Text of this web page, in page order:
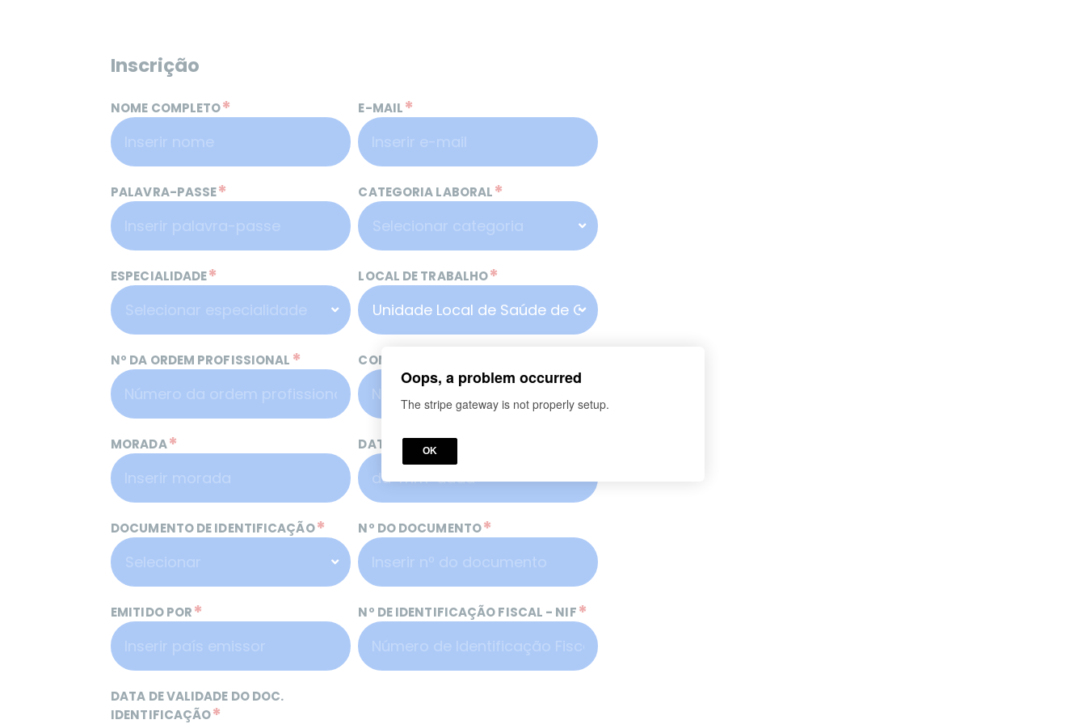
Inscrição
NOME COMPLETO* E-MAIL*
PALAVRA-PASSE* CATEGORIA LABORAL*
ESPECIALIDADE* LOCAL DE TRABALHO*
Nº DA ORDEM PROFISSIONAL * CONTACTO TELEFÓNICO
MORADA* DATA DE NASCIMENTO
DOCUMENTO DE IDENTIFICAÇÃO* Nº DO DOCUMENTO*
EMITIDO POR* Nº DE IDENTIFICAÇÃO FISCAL - NIF*
DATA DE VALIDADE DO DOC.
IDENTIFICAÇÃO*
Oops, a problem occurred
The stripe gateway is not properly setup.
OK